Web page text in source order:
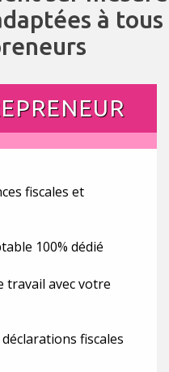
à tous
fiscales et
100% dédié
travail avec votre
fiscales